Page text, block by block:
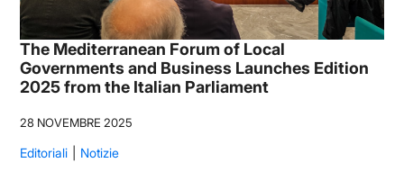
The Mediterranean Forum of Local
Governments and Business Launches Edition
2025 from the Italian Parliament
28 NOVEMBRE 2025
Editoriali
Notizie